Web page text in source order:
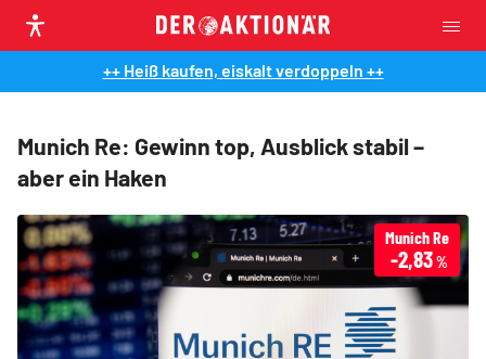
++ Heiß kaufen, eiskalt verdoppeln ++
Munich Re: Gewinn top, Ausblick stabil –
aber ein Haken
Munich Re
-2,83%